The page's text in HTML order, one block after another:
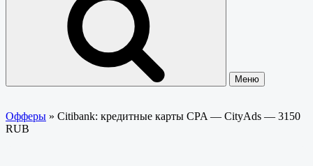
Меню
Офферы » Citibank: кредитные карты CPA — CityAds — 3150
RUB